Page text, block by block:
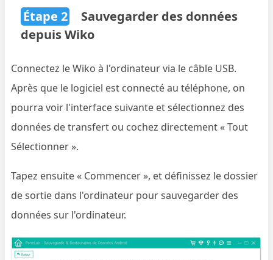
Étape 2
Sauvegarder des données
depuis Wiko
Connectez le Wiko à l'ordinateur via le câble USB.
Après que le logiciel est connecté au téléphone, on
pourra voir l'interface suivante et sélectionnez des
données de transfert ou cochez directement « Tout
Sélectionner ».
Tapez ensuite « Commencer », et définissez le dossier
de sortie dans l'ordinateur pour sauvegarder des
données sur l'ordinateur.